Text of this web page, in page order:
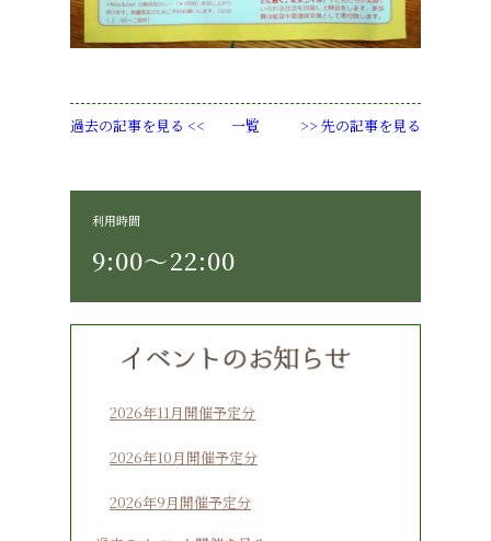
過去の記事を見る << 一覧 >> 先の記事を見る
利用時間
9:00〜22:00
2026年11月開催予定分
2026年10月開催予定分
2026年9月開催予定分